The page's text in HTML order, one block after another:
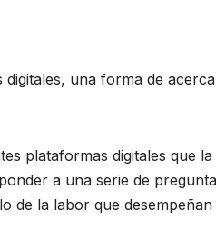
digitales, una forma de
plataformas digitales que
a una serie de
de la labor que